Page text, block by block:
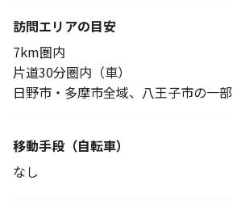
訪問エリアの目安
7km圏内
片道30分圏内（車）
日野市・多摩市全域、八王子市の一部
移動手段 （自転車）
なし